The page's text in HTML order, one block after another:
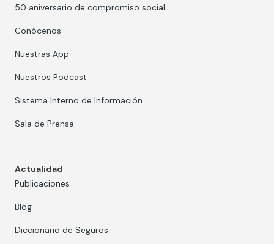
50 aniversario de compromiso social
Conócenos
Nuestras App
Nuestros Podcast
Sistema Interno de Información
Sala de Prensa
Actualidad
Publicaciones
Blog
Diccionario de Seguros